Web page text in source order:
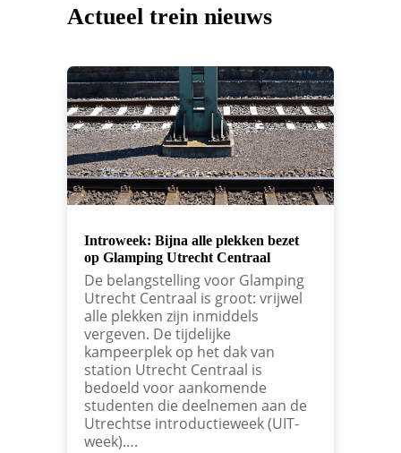
Actueel trein nieuws
Introweek: Bijna alle plekken bezet
op Glamping Utrecht Centraal
De belangstelling voor Glamping
Utrecht Centraal is groot: vrijwel
alle plekken zijn inmiddels
vergeven. De tijdelijke
kampeerplek op het dak van
station Utrecht Centraal is
bedoeld voor aankomende
studenten die deelnemen aan de
Utrechtse introductieweek (UIT-
week)….